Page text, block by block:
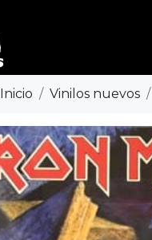
Inicio Vinilos nuevos